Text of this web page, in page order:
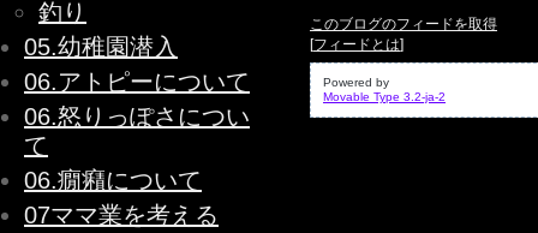
釣り
05.幼稚園潜入
06.アトピーについて
06.怒りっぽさについ
て
06.癇癪について
07ママ業を考える
このブログのフィードを取得
[フィードとは]
Powered by
Movable Type 3.2-ja-2